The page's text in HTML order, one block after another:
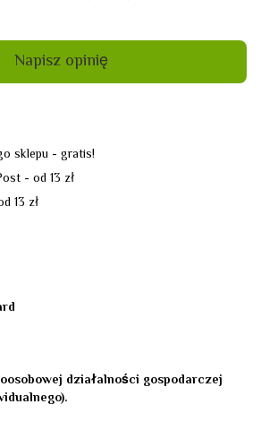
Napisz opinię
sklepu - gratis!
- od 13 zł
13 zł
działalności gospodarczej